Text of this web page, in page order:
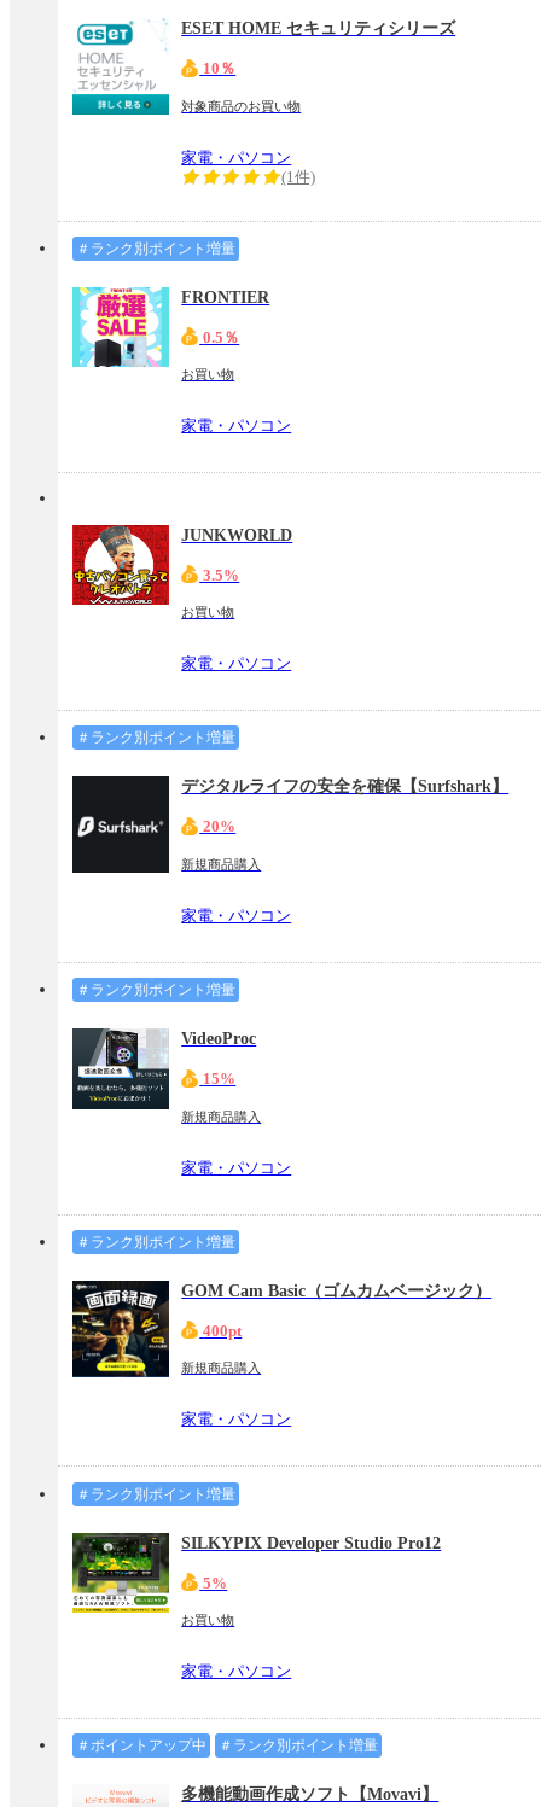
ESET HOME セキュリティシリーズ
10％
対象商品のお買い物
家電・パソコン
(1件)
＃ランク別ポイント増量
FRONTIER
0.5％
お買い物
家電・パソコン
JUNKWORLD
3.5%
お買い物
家電・パソコン
＃ランク別ポイント増量
デジタルライフの安全を確保【Surfshark】
20%
新規商品購入
家電・パソコン
＃ランク別ポイント増量
VideoProc
15%
新規商品購入
家電・パソコン
＃ランク別ポイント増量
GOM Cam Basic（ゴムカムベージック）
400pt
新規商品購入
家電・パソコン
＃ランク別ポイント増量
SILKYPIX Developer Studio Pro12
5%
お買い物
家電・パソコン
＃ポイントアップ中 ＃ランク別ポイント増量
多機能動画作成ソフト【Movavi】